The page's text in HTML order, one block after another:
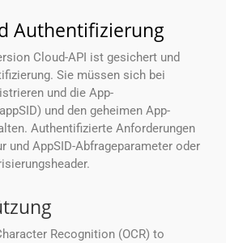
Authentifizierung
Cloud-API ist gesichert und
Sie müssen sich bei
und die App-
und den geheimen App-
Authentifizierte Anforderungen
und AppSID-Abfrageparameter oder
Recognition (OCR) to